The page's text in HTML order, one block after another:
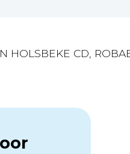
HOLSBEKE CD,